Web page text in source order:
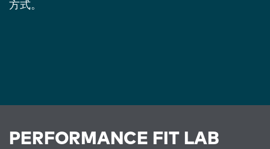
方式。
PERFORMANCE FIT LAB